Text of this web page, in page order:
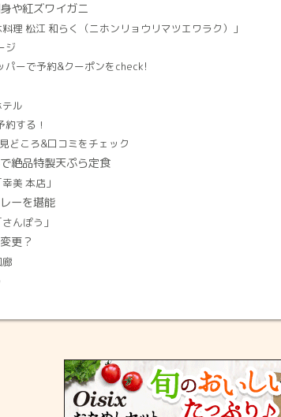
や紅ズワイガニ
理 松江 和らく（ニホンリョウリマツエワラク）」
ジ
パーで予約&クーポンをcheck!
ル
約する！
どころ&口コミをチェック
絶品特製天ぷら定食
美 本店」
ーを堪能
んぽう」
更？